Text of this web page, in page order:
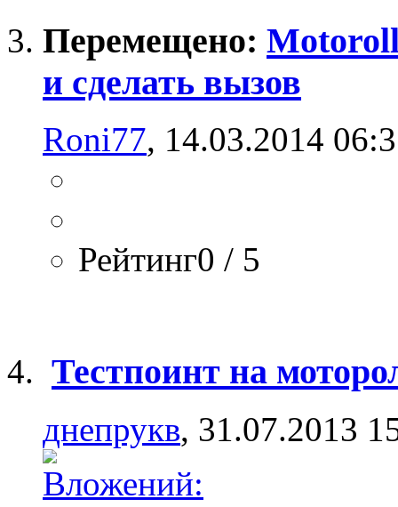
Перемещено:
и сделать вызов
Roni77, 14.03.2014
Рейтинг0 / 5
Тестпоинт на
днепрукв, 31.07.2013